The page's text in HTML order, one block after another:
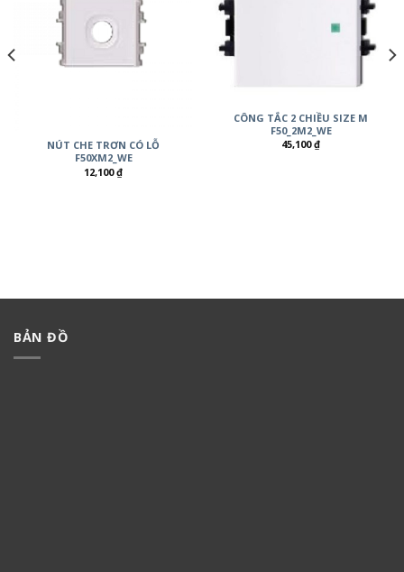
NÚT CHE TRƠN CÓ LỖ
F50XM2_WE
12,100₫
CÔNG TẮC 2 CHIỀU SIZE M
F50_2M2_WE
45,100₫
BẢN ĐỒ